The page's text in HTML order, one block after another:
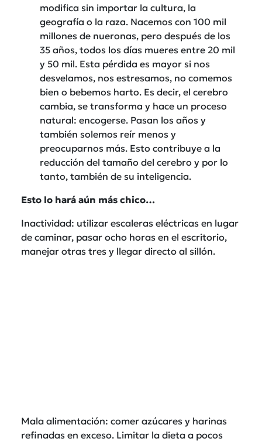
modifica sin importar la cultura, la
geografía o la raza. Nacemos con 100 mil
millones de nueronas, pero después de los
35 años, todos los días mueres entre 20 mil
y 50 mil. Esta pérdida es mayor si nos
desvelamos, nos estresamos, no comemos
bien o bebemos harto. Es decir, el cerebro
cambia, se transforma y hace un proceso
natural: encogerse. Pasan los años y
también solemos reír menos y
preocuparnos más. Esto contribuye a la
reducción del tamaño del cerebro y por lo
tanto, también de su inteligencia.
Esto lo hará aún más chico…
Inactividad: utilizar escaleras eléctricas en lugar
de caminar, pasar ocho horas en el escritorio,
manejar otras tres y llegar directo al sillón.
Mala alimentación: comer azúcares y harinas
refinadas en exceso. Limitar la dieta a pocos